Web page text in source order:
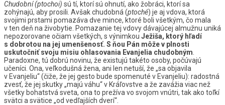
Chudobní (ptochoi) sú tí, ktorí sú ohnutí, ako žobráci, ktorí sa
zohýnajú, aby prosili. Avšak chudobná (ptoché) je aj vdova, ktorá
svojimi prstami pomazáva dve mince, ktoré boli všetkým, čo mala
v ten deň na živobytie. Pomazanie tej vdovy dávajúcej almužnu uniká
nepozorovane očiam všetkých, s výnimkou Ježiša, ktorý hľadí
s dobrotou na jej umenšenosť. S ňou Pán môže v plnosti
uskutočniť svoju misiu ohlasovania Evanjelia chudobným
Paradoxne, tú dobrú novinu, že existujú takéto osoby, počúvajú
učeníci. Ona, veľkodušná žena, ani len netuší, že „sa objavila
v Evanjeliu“ (čiže, že jej gesto bude spomenuté v Evanjeliu): radostná
zvesť, že jej skutky „majú váhu“ v Kráľovstve a že zavážia viac než
všetky bohatstvá sveta, ona to prežíva vo svojom vnútri, tak ako toľkí
svätci a svätice „od vedľajších dverí“.